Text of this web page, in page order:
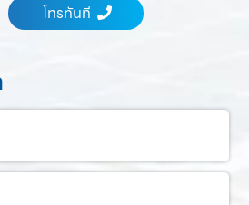
โทรทันที 